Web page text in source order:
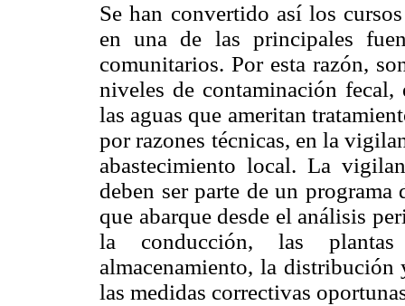
Se han convertido así los
en una de las principales
comunitarios. Por esta razón,
niveles de contaminación
las aguas que ameritan
por razones técnicas, en la
abastecimiento local. La
deben ser parte de un
que abarque desde el análisis
la conducción, las
almacenamiento, la distribución
las medidas correctivas